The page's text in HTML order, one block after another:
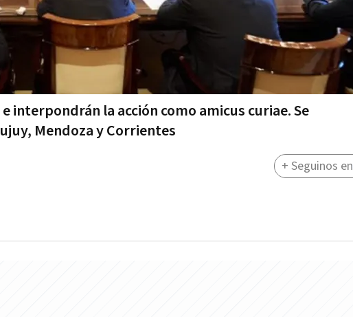
interpondrán la acción como amicus curiae. Se
Mendoza y Corrientes
+ Seguinos en